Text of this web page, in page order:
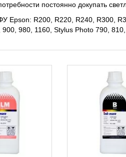
постоянно докупать
Epson: R200, R220, R240, R300,
980, 1160, Stylus Photo 790,